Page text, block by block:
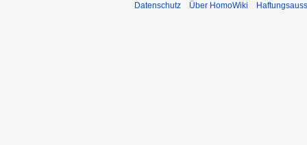
Datenschutz Über HomoWiki